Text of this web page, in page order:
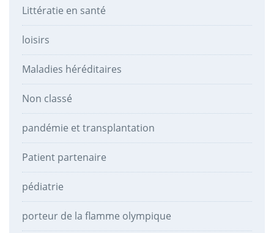
Littératie en santé
loisirs
Maladies héréditaires
Non classé
pandémie et transplantation
Patient partenaire
pédiatrie
porteur de la flamme olympique